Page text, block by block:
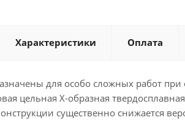
Характеристики Оплата
для особо сложных работ
цельная Х-образная
существенно снижается